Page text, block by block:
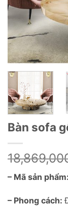
Bàn sofa
– Mã sản phẩm:
– Phong cách: